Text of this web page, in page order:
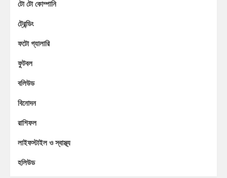
টো টো কোম্পানি
ট্রেন্ডিং
ফটো গ্যালারি
ফুটবল
বলিউড
বিনোদন
রাশিফল
লাইফস্টাইল ও স্বাস্থ্য
হলিউড